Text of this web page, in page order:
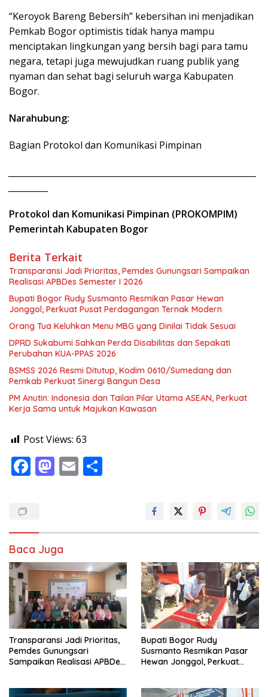
“Keroyok Bareng Bebersih” kebersihan ini menjadikan
Pemkab Bogor optimistis tidak hanya mampu
menciptakan lingkungan yang bersih bagi para tamu
negara, tetapi juga mewujudkan ruang publik yang
nyaman dan sehat bagi seluruh warga Kabupaten
Bogor.
Narahubung:
Bagian Protokol dan Komunikasi Pimpinan
Protokol dan Komunikasi Pimpinan (PROKOMPIM)
Pemerintah Kabupaten Bogor
Berita Terkait
Transparansi Jadi Prioritas, Pemdes Gunungsari Sampaikan
Realisasi APBDes Semester I 2026
Bupati Bogor Rudy Susmanto Resmikan Pasar Hewan
Jonggol, Perkuat Pusat Perdagangan Ternak Modern
Orang Tua Keluhkan Menu MBG yang Dinilai Tidak Sesuai
DPRD Sukabumi Sahkan Perda Disabilitas dan Sepakati
Perubahan KUA-PPAS 2026
BSMSS 2026 Resmi Ditutup, Kodim 0610/Sumedang dan
Pemkab Perkuat Sinergi Bangun Desa
PM Anutin: Indonesia dan Tailan Pilar Utama ASEAN, Perkuat
Kerja Sama untuk Majukan Kawasan
Post Views: 63
F
o
o
k
M
o
n
E
Baca Juga
Transparansi Jadi Prioritas,
Pemdes Gunungsari
Sampaikan Realisasi APBDes
Bupati Bogor Rudy
Susmanto Resmikan Pasar
Hewan Jonggol, Perkuat